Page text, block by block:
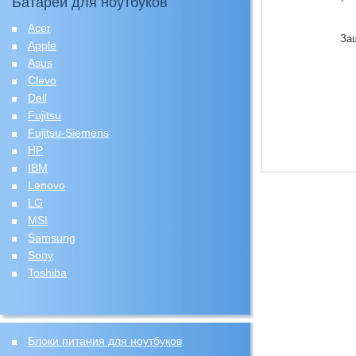
Acer
Apple
Asus
Clevo
Dell
Fujitsu
Fujitsu-Siemens
HP
IBM
Lenovo
LG
MSI
Samsung
Sony
Toshiba
Блоки питания для ноутбуков